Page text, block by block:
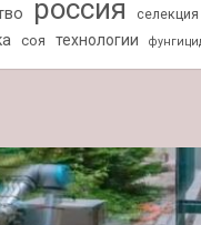
россия селекция
соя технологии